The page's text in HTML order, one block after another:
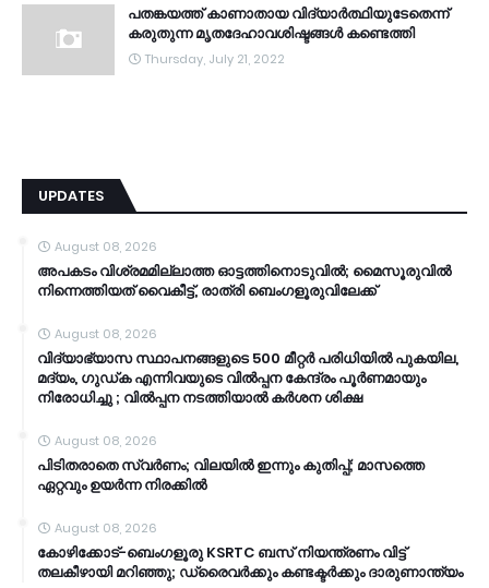
പതങ്കയത്ത് കാണാതായ വിദ്യാർത്ഥിയുടേതെന്ന്
കരുതുന്ന മൃതദേഹാവശിഷ്ടങ്ങൾ കണ്ടെത്തി
Thursday, July 21, 2022
UPDATES
August 08, 2026
അപകടം വിശ്രമമില്ലാത്ത ഓട്ടത്തിനൊടുവിൽ; മൈസൂരുവിൽ
നിന്നെത്തിയത് വൈകീട്ട്, രാത്രി ബെംഗളൂരുവിലേക്ക്
August 08, 2026
വിദ്യാഭ്യാസ സ്ഥാപനങ്ങളുടെ 500 മീറ്റർ പരിധിയിൽ പുകയില,
മദ്യം, ഗുഡ്ക എന്നിവയുടെ വിൽപ്പന കേന്ദ്രം പൂർണമായും
നിരോധിച്ചു ; വിൽപ്പന നടത്തിയാൽ കർശന ശിക്ഷ
August 08, 2026
പിടിതരാതെ സ്വർണം; വിലയിൽ ഇന്നും കുതിപ്പ്; മാസത്തെ
ഏറ്റവും ഉയർന്ന നിരക്കിൽ
August 08, 2026
കോഴിക്കോട്-ബെംഗളൂരു KSRTC ബസ് നിയന്ത്രണം വിട്ട്
തലകീഴായി മറിഞ്ഞു; ഡ്രൈവർക്കും കണ്ടക്ടർക്കും ദാരുണാന്ത്യം